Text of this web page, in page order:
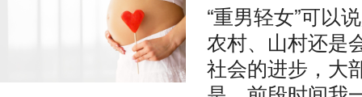
“重男轻女”可以
农村、山村还是
社会的进步，大